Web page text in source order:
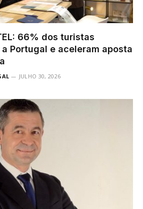
66% dos turistas
Portugal e aceleram aposta
JULHO 30, 2026